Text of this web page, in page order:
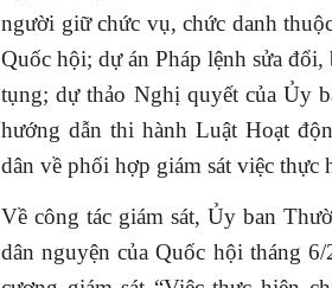
người giữ chức vụ, chức danh
Quốc hội; dự án Pháp lệnh sửa
tụng; dự thảo Nghị quyết của Ủy
hướng dẫn thi hành Luật Hoạt
dân về phối hợp giám sát việc thực
Về công tác giám sát, Ủy ban
dân nguyện của Quốc hội tháng